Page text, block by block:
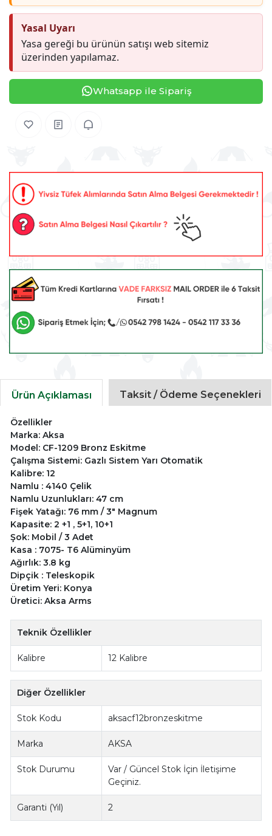
Yasal Uyarı
Yasa gereği bu ürünün satışı web sitemiz
üzerinden yapılamaz.
Whatsapp ile Sipariş
Ürün Açıklaması Taksit / Ödeme Seçenekleri
Özellikler
Marka: Aksa
Model: CF-1209 Bronz Eskitme
Çalışma Sistemi: Gazlı Sistem Yarı Otomatik
Kalibre: 12
Namlu : 4140 Çelik
Namlu Uzunlukları: 47 cm
Fişek Yatağı: 76 mm / 3" Magnum
Kapasite: 2 +1 , 5+1, 10+1
Şok: Mobil / 3 Adet
Kasa : 7075- T6 Alüminyüm
Ağırlık: 3.8 kg
Dipçik : Teleskopik
Üretim Yeri: Konya
Üretici: Aksa Arms
Teknik Özellikler
Kalibre 12 Kalibre
Diğer Özellikler
Stok Kodu aksacf12bronzeskitme
Marka AKSA
Stok Durumu
Var / Güncel Stok İçin İletişime
Geçiniz.
Garanti (Yıl) 2